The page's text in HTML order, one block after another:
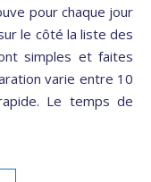
pour chaque jour
le côté la liste des
simples et faites
varie entre 10
Le temps de